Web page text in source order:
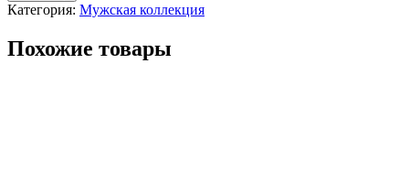
Категория: Мужская коллекция
Похожие товары